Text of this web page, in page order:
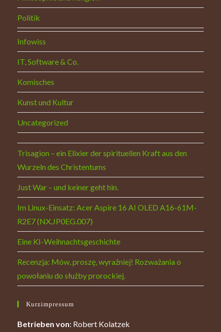
Politik
Infowiss
IT, Software & Co.
Komisches
Kunst und Kultur
Uncategorized
Trisagion – ein Elixier der spirituellen Kraft aus den
Wurzeln des Christentums
Just War – und keiner geht hin.
Im Linux-Einsatz: Acer Aspire 16 AI OLED A16-61M-
R2E7 (NX.JP0EG.007)
Eine KI-Weihnachtsgeschichte
Recenzja: Mów, proszę, wyraźniej! Rozważania o
powołaniu do służby prorockiej.
Kurzimpressum
Betrieben von: Robert Kolatzek